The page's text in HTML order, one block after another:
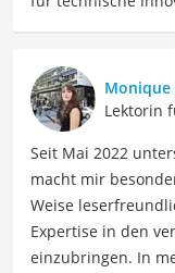
detaillierte
technische
sowohl
die besten
zu finden.
Der Samsung-
aus unserer Sicht
S21-Besitzer.
Monique
Lektorin
Seit Mai 2022
macht mir
Weise
Expertise in den
einzubringen. In